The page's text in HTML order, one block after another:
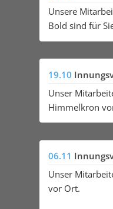
Unsere
Bold sind für
19.10
Unser
Himmelkron
06.11
Unser
vor Ort.